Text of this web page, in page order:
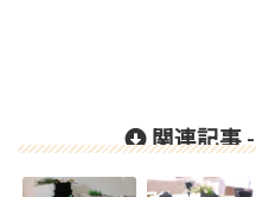
関連記事